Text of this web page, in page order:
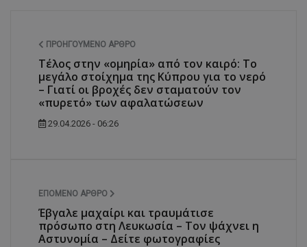
ΠΡΟΗΓΟΎΜΕΝΟ ΆΡΘΡΟ
Τέλος στην «ομηρία» από τον καιρό: Το
μεγάλο στοίχημα της Κύπρου για το νερό
– Γιατί οι βροχές δεν σταματούν τον
«πυρετό» των αφαλατώσεων
29.04.2026 - 06:26
ΕΠΌΜΕΝΟ ΆΡΘΡΟ
Έβγαλε μαχαίρι και τραυμάτισε
πρόσωπο στη Λευκωσία – Τον ψάχνει η
Αστυνομία – Δείτε φωτογραφίες